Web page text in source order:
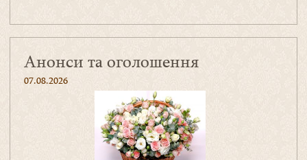
Анонси та оголошення
07.08.2026